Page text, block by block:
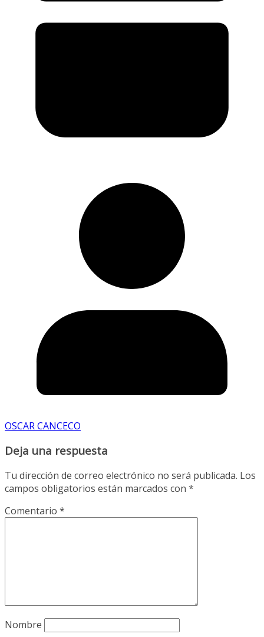
OSCAR CANCECO
Deja una respuesta
Tu dirección de correo electrónico no será publicada. Los
campos obligatorios están marcados con *
Comentario *
Nombre